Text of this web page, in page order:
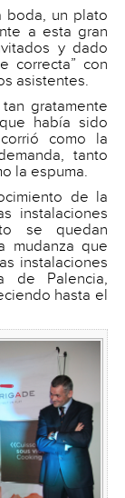
boda, un plato
a esta gran
y dado
correcta” con
asistentes.
gratamente
había sido
como la
tanto
la espuma.
de la
instalaciones
se quedan
mudanza que
instalaciones
de Palencia,
hasta el